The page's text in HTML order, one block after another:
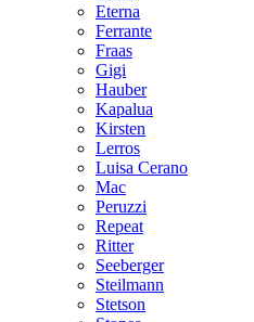
Eterna
Ferrante
Fraas
Gigi
Hauber
Kapalua
Kirsten
Lerros
Luisa Cerano
Mac
Peruzzi
Repeat
Ritter
Seeberger
Steilmann
Stetson